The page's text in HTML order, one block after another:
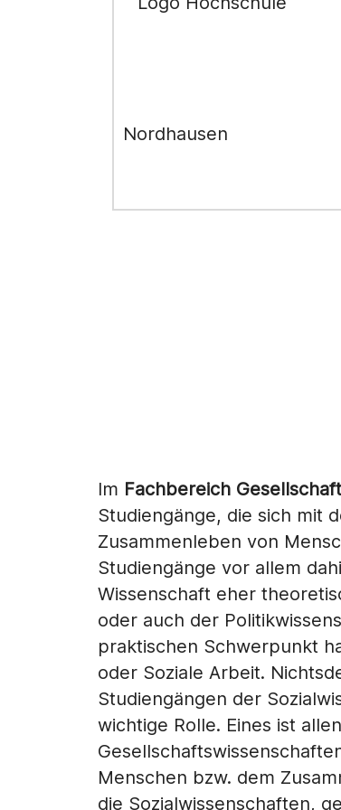
Im Fachbereich
Studiengänge, die sich mit
Zusammenleben von
Studiengänge vor allem
Wissenschaft eher
oder auch der
praktischen Schwerpunkt
oder Soziale Arbeit.
Studiengängen der
wichtige Rolle. Eines ist
Menschen bzw. dem
die Sozialwissenschaften,